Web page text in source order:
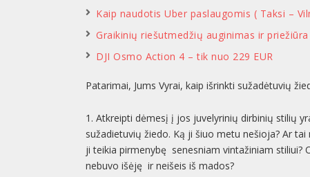
Kaip naudotis Uber paslaugomis ( Taksi –
Graikinių riešutmedžių auginimas ir priežiūra
DJI Osmo Action 4 – tik nuo 229 EUR
Patarimai, Jums Vyrai, kaip išrinkti sužadėtuvių
1. Atkreipti dėmesį į jos juvelyrinių dirbinių stilių
sužadietuvių žiedo. Ką ji šiuo metu nešioja? Ar
ji teikia pirmenybę senesniam vintažiniam stiliui?
nebuvo išėję ir neišeis iš mados?